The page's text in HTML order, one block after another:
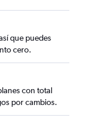
que puedes
cero.
con total
por cambios.